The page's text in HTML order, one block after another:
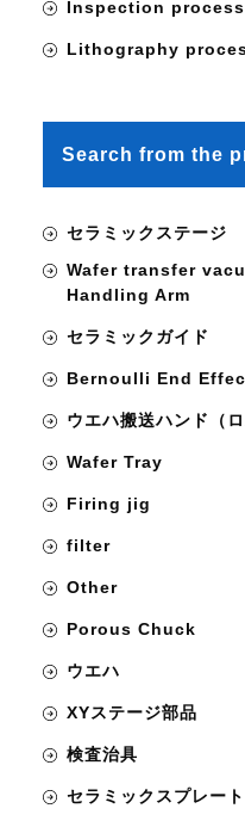
Inspection process
Lithography
Search from the
セラミックステージ
Wafer transfer
Handling Arm
セラミックガイド
Bernoulli End
ウエハ搬送ハンド（
Wafer Tray
Firing jig
filter
Other
Porous Chuck
ウエハ
XYステージ部品
検査治具
セラミックスプレート